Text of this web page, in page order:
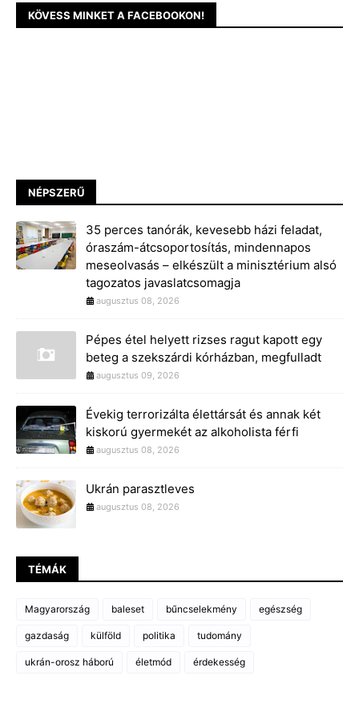
KÖVESS MINKET A FACEBOOKON!
NÉPSZERŰ
35 perces tanórák, kevesebb házi feladat,
óraszám-átcsoportosítás, mindennapos
meseolvasás – elkészült a minisztérium alsó
tagozatos javaslatcsomagja
augusztus 08, 2026
Pépes étel helyett rizses ragut kapott egy
beteg a szekszárdi kórházban, megfulladt
augusztus 09, 2026
Évekig terrorizálta élettársát és annak két
kiskorú gyermekét az alkoholista férfi
augusztus 08, 2026
Ukrán parasztleves
augusztus 08, 2026
TÉMÁK
Magyarország baleset bűncselekmény egészség
gazdaság külföld politika tudomány
ukrán-orosz háború életmód érdekesség